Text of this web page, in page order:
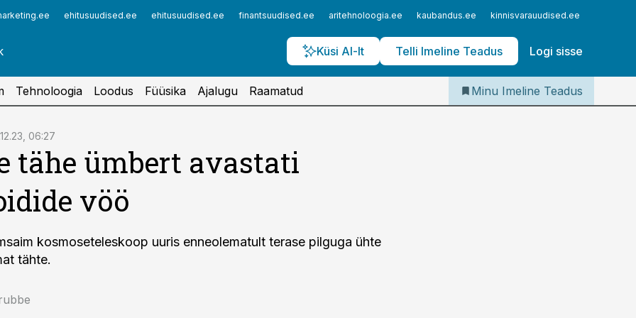
ehitusuudised.ee ehitusuudised.ee finantsuudised.ee aritehnoloogia.ee kaubandus.ee kinnisvarauudised.ee
Küsi AI-lt Telli Imeline Teadus Logi sisse
Iseteenindus
Telli Imeline Teadus
Tehnoloogia Loodus Füüsika Ajalugu Raamatud Minu Imeline Teadus
06:27
tähe ümbert avastati
vöö
kosmoseteleskoop uuris enneolematult terase pilguga ühte
tähte.